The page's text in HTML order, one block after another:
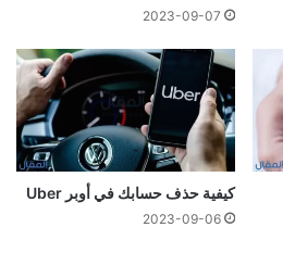
2023-09-07
كيفية حذف حسابك في أوبر Uber
2023-09-06